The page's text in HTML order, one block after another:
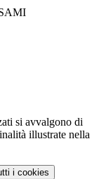
si avvalgono di
illustrate nella
i cookies